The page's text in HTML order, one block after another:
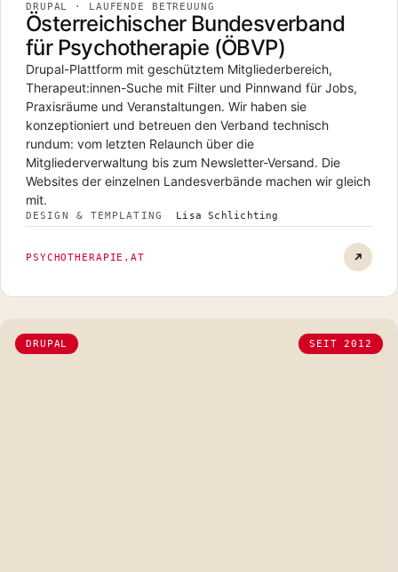
DRUPAL · LAUFENDE BETREUUNG
Österreichischer Bundesverband
für Psychotherapie (ÖBVP)
Drupal-Plattform mit geschütztem Mitgliederbereich,
Therapeut:innen-Suche mit Filter und Pinnwand für Jobs,
Praxisräume und Veranstaltungen. Wir haben sie
konzeptioniert und betreuen den Verband technisch
rundum: vom letzten Relaunch über die
Mitgliederverwaltung bis zum Newsletter-Versand. Die
Websites der einzelnen Landesverbände machen wir gleich
mit.
DESIGN & TEMPLATING Lisa Schlichting
PSYCHOTHERAPIE.AT
DRUPAL SEIT 2012